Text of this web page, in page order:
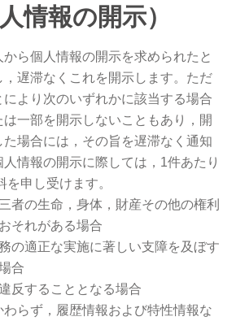
情報の開示）
ら個人情報の開示を求められたと
，遅滞なくこれを開示します。ただ
により次のいずれかに該当する場合
一部を開示しないこともあり，開
場合には，その旨を遅滞なく通知
人情報の開示に際しては，1件あたり
申し受けます。
者の生命，身体，財産その他の権利
それがある場合
の適正な実施に著しい支障を及ぼす
合
反することとなる場合
らず，履歴情報および特性情報な